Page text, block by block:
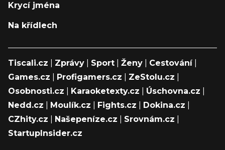
Krycí jména
Na křídlech
Tiscali.cz Zprávy Sport Ženy Cestování|
Games.cz
Profigamers.cz ZeStolu.cz
Osobnosti.cz
Karaoketexty.cz Úschovna.cz
Nedd.cz
Moulík.cz Fights.cz Dokina.cz
CZhity.cz
Našepeníze.cz Srovnám.cz
StartupInsider.cz